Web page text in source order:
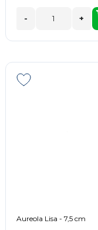
- +
Aureola Lisa - 7,5 cm